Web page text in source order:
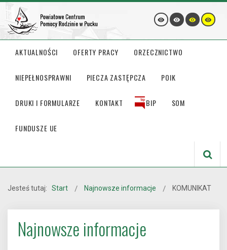
AKTUALNOŚCI OFERTY PRACY ORZECZNICTWO
NIEPEŁNOSPRAWNI PIECZA ZASTĘPCZA POIK
DRUKI I FORMULARZE KONTAKT BIP SOM
FUNDUSZE UE
Jesteś tutaj: Start Najnowsze informacje KOMUNIKAT
Najnowsze informacje